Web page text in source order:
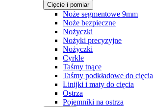
Cięcie i pomiar
Noże segmentowe 9mm
Noże bezpieczne
Nożyczki
Nożyki precyzyjne
Nożyczki
Cyrkle
Taśmy tnące
Taśmy podkładowe do cięcia
Linijki i maty do cięcia
Ostrza
Pojemniki na ostrza